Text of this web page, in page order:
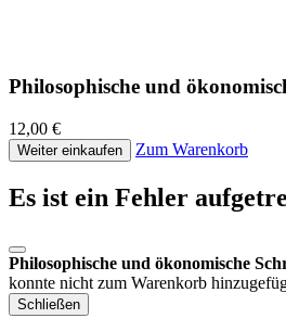
Philosophische und
12,00 €
Weiter einkaufen Zum Warenkorb
Es ist ein Fehler
Philosophische und ökonomische
konnte nicht zum Warenkorb
Schließen